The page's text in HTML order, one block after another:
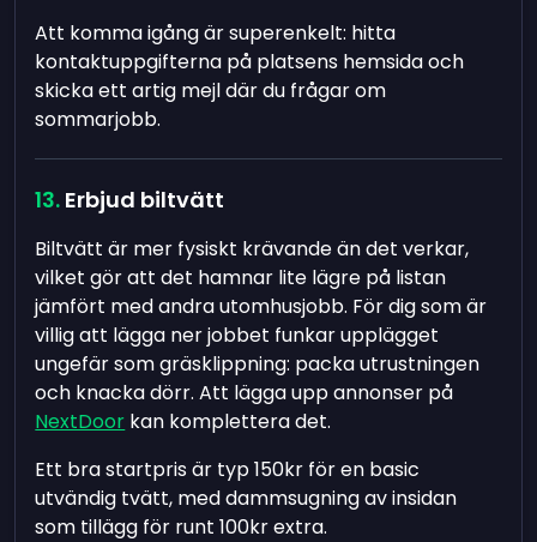
Att komma igång är superenkelt: hitta
kontaktuppgifterna på platsens hemsida och
skicka ett artig mejl där du frågar om
sommarjobb.
Erbjud biltvätt
Biltvätt är mer fysiskt krävande än det verkar,
vilket gör att det hamnar lite lägre på listan
jämfört med andra utomhusjobb. För dig som är
villig att lägga ner jobbet funkar upplägget
ungefär som gräsklippning: packa utrustningen
och knacka dörr. Att lägga upp annonser på
NextDoor kan komplettera det.
Ett bra startpris är typ 150kr för en basic
utvändig tvätt, med dammsugning av insidan
som tillägg för runt 100kr extra.